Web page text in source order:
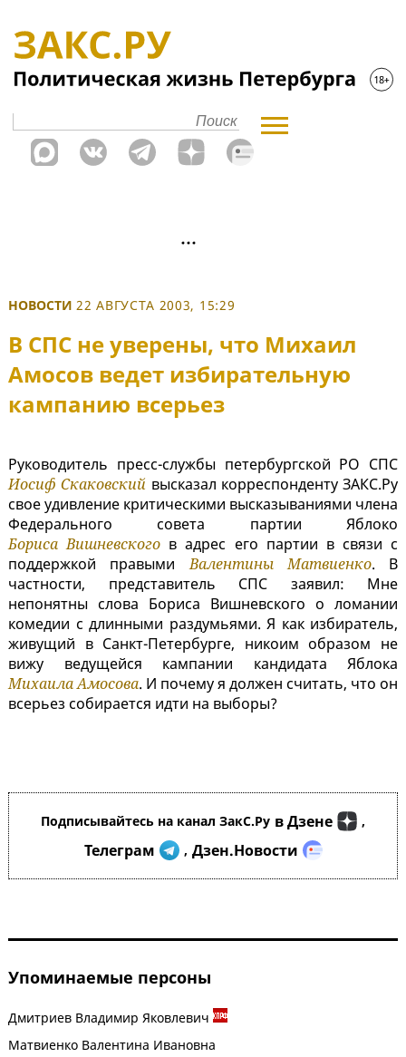
НОВОСТИ 22 АВГУСТА 2003, 15:29
В СПС не уверены, что Михаил
Амосов ведет избирательную
кампанию всерьез
Руководитель пресс-службы петербургской РО СПС
Иосиф Скаковский высказал корреспонденту ЗАКС.Ру
свое удивление критическими высказываниями члена
Федерального совета партии Яблоко
Бориса Вишневского в адрес его партии в связи с
поддержкой правымиВалентины Матвиенко. В
частности, представитель СПС заявил: Мне
непонятны слова Бориса Вишневского о ломании
комедии с длинными раздумьями. Я как избиратель,
живущий в Санкт-Петербурге, никоим образом не
вижу ведущейся кампании кандидата Яблока
Михаила Амосова. И почему я должен считать, что он
всерьез собирается идти на выборы?
Подписывайтесь на канал ЗакС.Ру в Дзене ,
Телеграм , Дзен.Новости
Упоминаемые персоны
Дмитриев Владимир Яковлевич
Матвиенко Валентина Ивановна